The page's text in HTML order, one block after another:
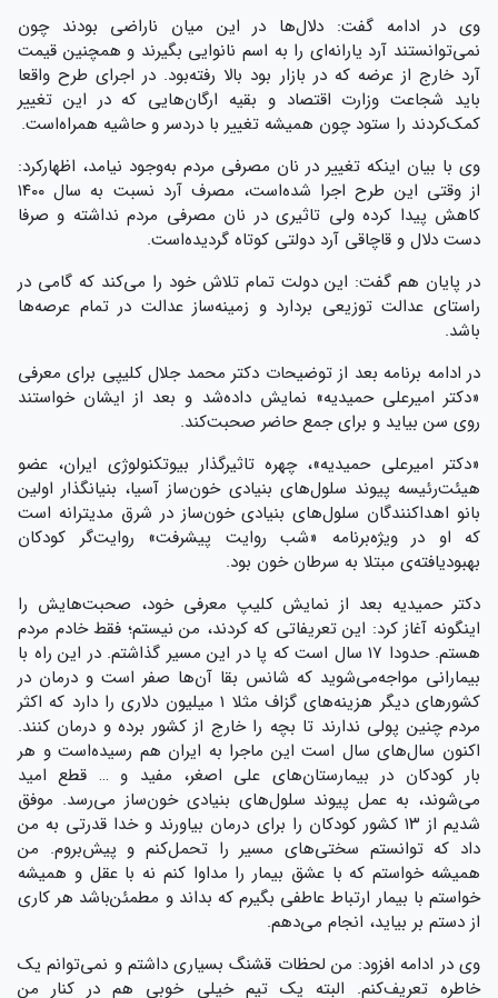
وی در ادامه گفت: دلال‌ها در این میان ناراضی بودند چون
نمی‌توانستند آرد یارانه‌ای را به اسم نانوایی بگیرند و همچنین قیمت
آرد خارج از عرضه که در بازار بود بالا رفته‌بود. در اجرای طرح واقعا
باید شجاعت وزارت اقتصاد و بقیه ارگان‌هایی که در این تغییر
کمک‌کردند را ستود چون همیشه تغییر با دردسر و حاشیه همراه‌است.
وی با بیان اینکه تغییر در نان مصرفی مردم به‌وجود نیامد، اظهارکرد:
از وقتی این طرح اجرا شده‌است، مصرف آرد نسبت به سال ۱۴۰۰
کاهش پیدا کرده ولی تاثیری در نان مصرفی مردم نداشته و صرفا
دست دلال و قاچاقی آرد دولتی کوتاه گردیده‌است.
در پایان هم گفت: این دولت تمام تلاش خود را می‌کند که گامی در
راستای عدالت توزیعی بردارد و زمینه‌ساز عدالت در تمام عرصه‌ها
باشد.
در ادامه برنامه بعد از توضیحات دکتر محمد جلال کلیپی برای معرفی
«دکتر امیرعلی حمیدیه» نمایش داده‌شد و بعد از ایشان خواستند
روی سن بیاید و برای جمع حاضر صحبت‌کند.
«دکتر امیرعلی حمیدیه»، چهره تاثیرگذار بیوتکنولوژی ایران، عضو
هیئت‌رئیسه پیوند سلول‌های بنیادی خون‌ساز آسیا، بنیانگذار اولین
بانو اهداکنندگان سلول‌های بنیادی خون‌ساز در شرق مدیترانه است
که او در ویژه‌برنامه «شب روایت پیشرفت» روایت‌گر کودکان
بهبود‌یافته‌ی مبتلا به سرطان خون بود.
دکتر حمیدیه بعد از نمایش کلیپ معرفی‌ خود، صحبت‌هایش را
اینگونه آغاز کرد: این تعریفاتی که کردند، من نیستم؛ فقط خادم مردم
هستم. حدودا ۱۷ سال است که پا در این مسیر گذاشتم. در این راه با
بیمارانی مواجه‌می‌شوید که شانس بقا آن‌ها صفر است و درمان در
کشورهای دیگر هزینه‌های گزاف مثلا ۱ میلیون دلاری را دارد که اکثر
مردم چنین پولی ندارند تا بچه را خارج از کشور برده و درمان کنند.
اکنون سال‌های سال است این ماجرا به ایران هم رسیده‌است و هر
بار کودکان در بیمارستان‌های علی اصغر، مفید و … قطع امید
می‌شوند، به عمل پیوند سلول‌های بنیادی خون‌ساز می‌رسد. موفق
شدیم از ۱۳ کشور کودکان را برای درمان بیاورند و خدا قدرتی به من
داد که توانستم سختی‌های مسیر را تحمل‌کنم و پیش‌بروم. من
همیشه خواستم که با عشق بیمار را مداوا کنم نه با عقل و همیشه
خواستم با بیمار ارتباط عاطفی بگیرم که بداند و مطمئن‌باشد هر کاری
از دستم بر بیاید، انجام می‌دهم.
وی در ادامه افزود: من لحظات قشنگ بسیاری داشتم و نمی‌توانم یک
خاطره تعریف‌کنم. البته یک تیم خیلی خوبی هم در کنار من